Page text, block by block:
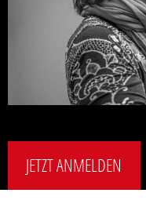
JETZT ANMELDEN